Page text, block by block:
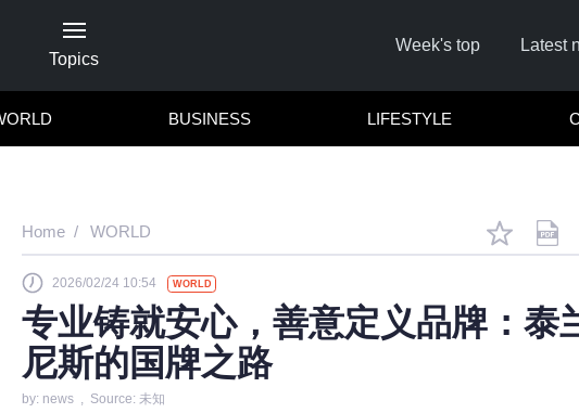
Topics
Week's top Latest
BUSINESS LIFESTYLE
Home WORLD
2026/02/24 10:54 WORLD
专业铸就安心，善意定义品牌：泰
尼斯的国牌之路
by: news , Source: 未知